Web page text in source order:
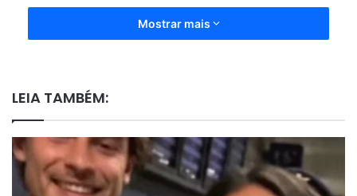
Mostrar mais
LEIA TAMBÉM: